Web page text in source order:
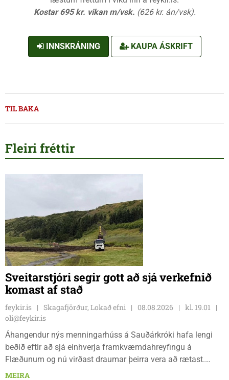
Kostar 695 kr. vikan m/vsk. (626 kr. án/vsk).
INNSKRÁNING KAUPA ÁSKRIFT
TIL BAKA
Fleiri fréttir
Sveitarstjóri segir gott að sjá verkefnið
komast af stað
feykir.is Skagafjörður, Lokað efni 08.08.2026
kl. 19.01
oli@feykir.is
Áhangendur nýs menningarhúss á Sauðárkróki hafa lengi
beðið eftir að sjá einhverja framkvæmdahreyfingu á
Flæðunum og nú virðast draumar þeirra vera að rætast.
Þórður Hansen mætti með tæki og tól og hóf
MEIRA